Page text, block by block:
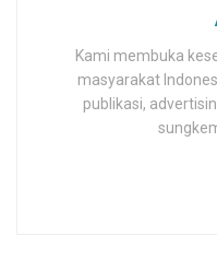
Kami membuka
masyarakat
publikasi,